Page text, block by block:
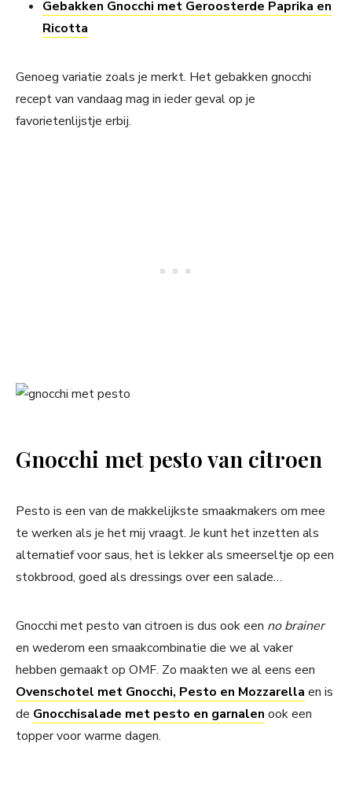
Gebakken Gnocchi met Geroosterde Paprika en
Ricotta
Genoeg variatie zoals je merkt. Het gebakken gnocchi
recept van vandaag mag in ieder geval op je
favorietenlijstje erbij.
Gnocchi met pesto van citroen
Pesto is een van de makkelijkste smaakmakers om mee
te werken als je het mij vraagt. Je kunt het inzetten als
alternatief voor saus, het is lekker als smeerseltje op een
stokbrood, goed als dressings over een salade…
Gnocchi met pesto van citroen is dus ook een no brainer
en wederom een smaakcombinatie die we al vaker
hebben gemaakt op OMF. Zo maakten we al eens een
Ovenschotel met Gnocchi, Pesto en Mozzarella en is
de Gnocchisalade met pesto en garnalen ook een
topper voor warme dagen.